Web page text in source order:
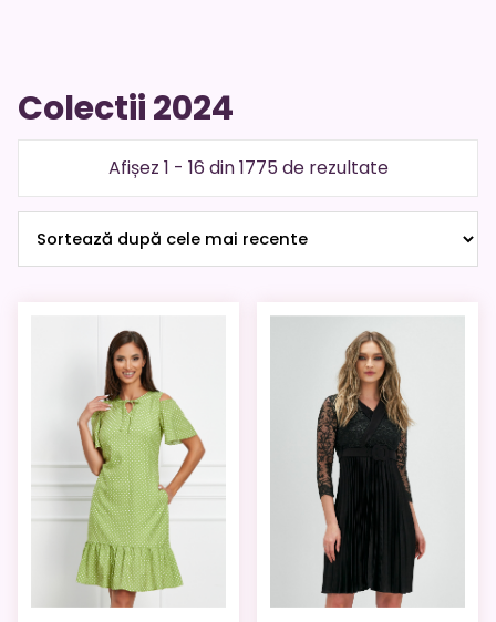
Colectii 2024
Afișez 1 - 16 din 1775 de rezultateSortat
cele
recente